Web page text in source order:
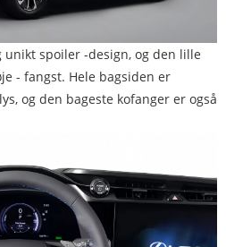
spoiler -design, og den lille
- fangst. Hele bagsiden er
og den bageste kofanger er også